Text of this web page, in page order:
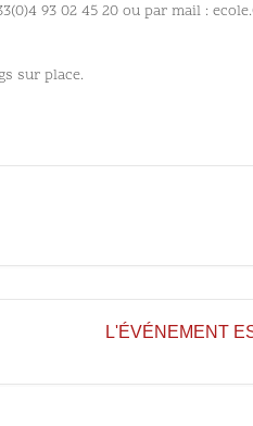
93 02 45 20 ou par mail :
sur place.
L'ÉVÉNEMENT